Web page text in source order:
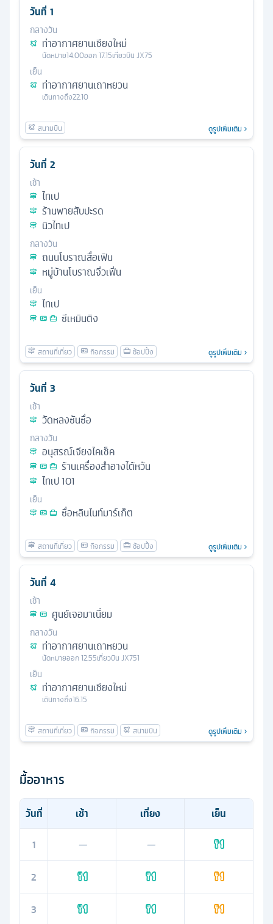
วันที่ 1
กลางวัน
ท่าอากาศยานเชียงใหม่
นัดหมาย14.00ออก17.15เที่ยวบิน JX75
เย็น
ท่าอากาศยานเถาหยวน
เดินทางถึง22.10
ดูรูปเพิ่มเติม
วันที่ 2
เช้า
ไทเป
ร้านพายสับปะรด
นิวไทเป
กลางวัน
ถนนโบราณสื่อเฟิน
หมู่บ้านโบราณจิ่วเฟิ่น
เย็น
ไทเป
ซีเหมินติง
ดูรูปเพิ่มเติม
วันที่ 3
เช้า
วัดหลงซันซื่อ
กลางวัน
อนุสรณ์เจียงไคเช็ค
ร้านเครื่องสำอางไต้หวัน
ไทเป 101
เย็น
ซื่อหลินไนท์มาร์เก็ต
ดูรูปเพิ่มเติม
วันที่ 4
เช้า
ศูนย์เจอมาเนี่ยม
กลางวัน
ท่าอากาศยานเถาหยวน
นัดหมายออก12.55เที่ยวบิน JX751
เย็น
ท่าอากาศยานเชียงใหม่
เดินทางถึง16.15
ดูรูปเพิ่มเติม
มื้ออาหาร
วันที่ เช้า เที่ยง
เย็น
1
— —
2
3